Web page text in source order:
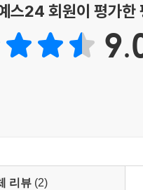
창간 정신과 함께 핀 나의 언
운찬 공기 속으로: 나의 화려
역사를 인화하다 270
계절 295
온의 바다로: 나의 청춘에게
스24 회원이 평가한
리뷰 (2)